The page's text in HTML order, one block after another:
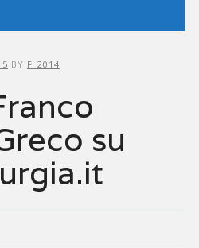
BY F_2014
su